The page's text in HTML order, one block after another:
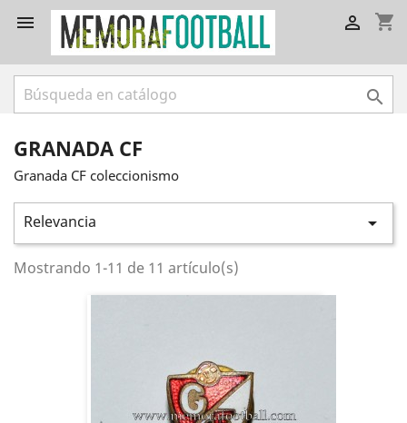
 shopping_cart


GRANADA CF
Granada CF coleccionismo
Relevancia 
Mostrando 1-11 de 11 artículo(s)